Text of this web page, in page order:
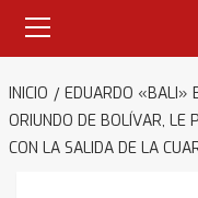
primario
INICIO
EDUARDO «BALI»
ORIUNDO DE BOLÍVAR, LE
CON LA SALIDA DE LA